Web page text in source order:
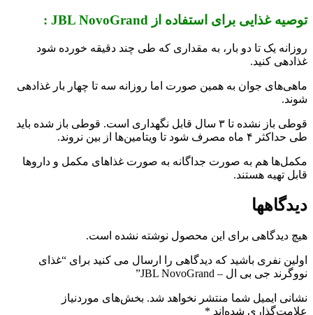
توصیه‌ غذایی برای استفاده از JBL NovoGrand :
روزانه یک تا دو بار، به مقداری که طی چند دقیقه خورده شود
غذادهی کنید.
ماهی‌های جوان به همین صورت اما روزانه سه تا چهار بار غذادهی
شوند.
قوطی باز نشده تا ۳ سال قابل نگهداری است. قوطی باز شده باید
طی حداکثر ۴ ماه مصرف شود تا ویتامین‌ها از بین نروند.
مکمل‌ها هم به صورت جداگانه به صورت غذاهای مکمل و داروها
قابل تهیه هستند.
دیدگاهها
هیچ دیدگاهی برای این محصول نوشته نشده است.
اولین نفری باشید که دیدگاهی را ارسال می کنید برای “غذای
نووگرند جی بی ال – JBL NovoGrand”
نشانی ایمیل شما منتشر نخواهد شد. بخش‌های موردنیاز
علامت‌گذاری شده‌اند *